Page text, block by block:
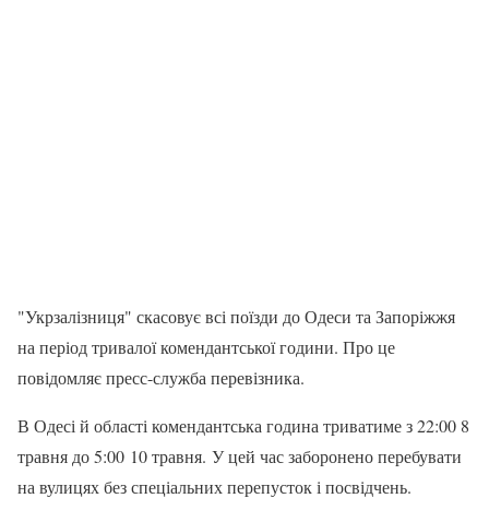
"Укрзалізниця" скасовує всі поїзди до Одеси та Запоріжжя
на період тривалої комендантської години. Про це
повідомляє пресс-служба перевізника.
В Одесі й області комендантська година триватиме з 22:00 8
травня до 5:00 10 травня. У цей час заборонено перебувати
на вулицях без спеціальних перепусток і посвідчень.